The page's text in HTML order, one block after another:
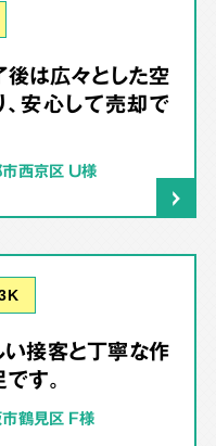
は広々とした空
、安心して売却で
西京区 U様
接客と丁寧な作
す。
鶴見区 F様